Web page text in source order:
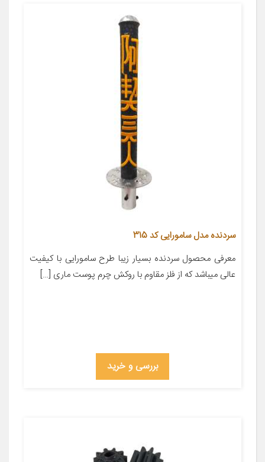
سردنده مدل سامورایی کد 315
معرفی محصول سردنده بسیار زیبا طرح سامورایی با کیفیت
عالی میباشد که از فلز مقاوم با روکش چرم پوست ماری […]
بررسی و خرید